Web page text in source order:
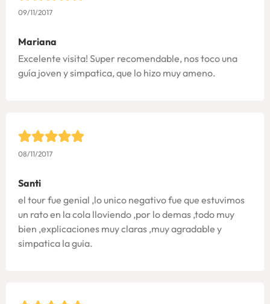
09/11/2017
Mariana
Excelente visita! Super recomendable, nos toco una
guía joven y simpatica, que lo hizo muy ameno.
08/11/2017
Santi
el tour fue genial ,lo unico negativo fue que estuvimos
un rato en la cola lloviendo ,por lo demas ,todo muy
bien ,explicaciones muy claras ,muy agradable y
simpatica la guia.